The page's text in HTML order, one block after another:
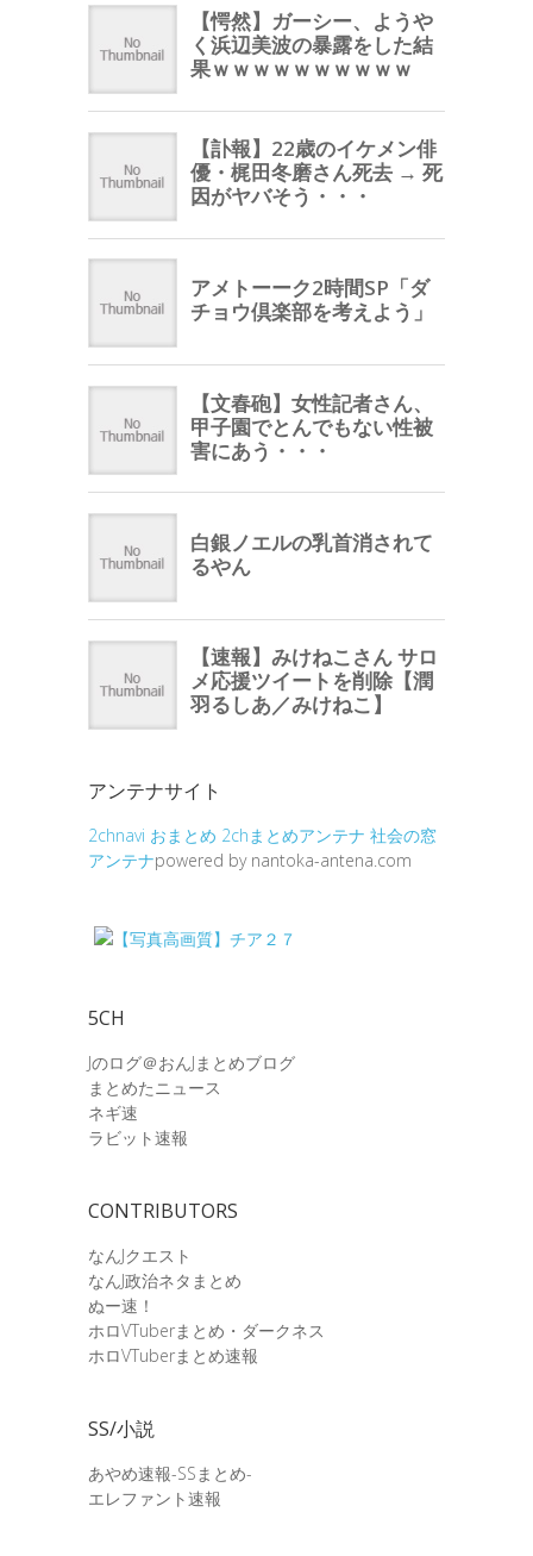
アンテナサイト
2chnavi おまとめ 2chまとめアンテナ 社会の窓
アンテナpowered by nantoka-antena.com
5CH
Jのログ＠おんJまとめブログ
まとめたニュース
ネギ速
ラビット速報
CONTRIBUTORS
なんJクエスト
なんJ政治ネタまとめ
ぬー速！
ホロVTuberまとめ・ダークネス
ホロVTuberまとめ速報
SS/小説
あやめ速報-SSまとめ-
エレファント速報